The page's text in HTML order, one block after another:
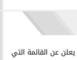
عن القائمة التي